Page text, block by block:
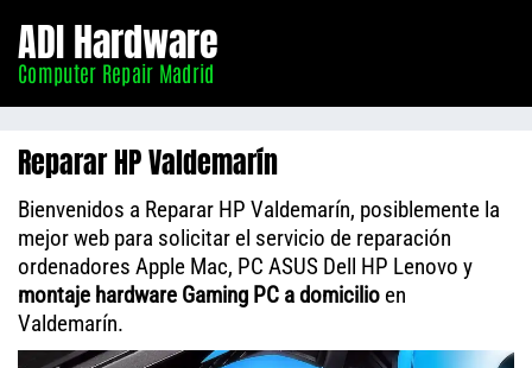
Madrid
ADI Hardware
Computer Repair Madrid
Reparar HP Valdemarín
Bienvenidos a Reparar HP Valdemarín, posiblemente la
mejor web para solicitar el servicio de reparación
ordenadores Apple Mac, PC ASUS Dell HP Lenovo y
montaje hardware Gaming PC a domicilio en
Valdemarín.